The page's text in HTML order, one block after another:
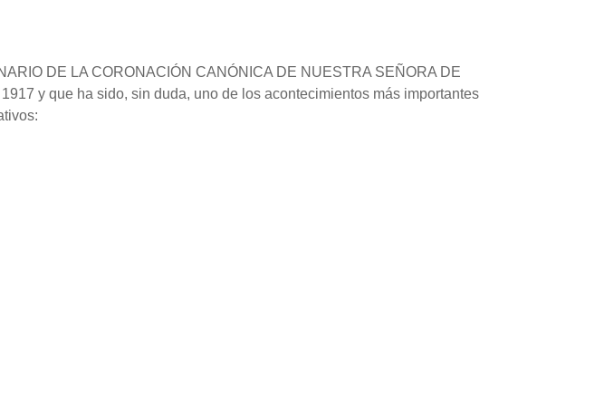
DE LA CORONACIÓN CANÓNICA DE NUESTRA SEÑORA DE
y que ha sido, sin duda, uno de los acontecimientos más importantes